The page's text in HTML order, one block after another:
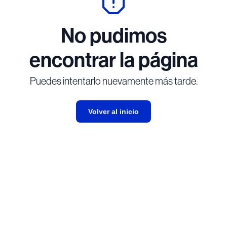
No pudimos
encontrar la página
Puedes intentarlo nuevamente más tarde.
Volver al inicio